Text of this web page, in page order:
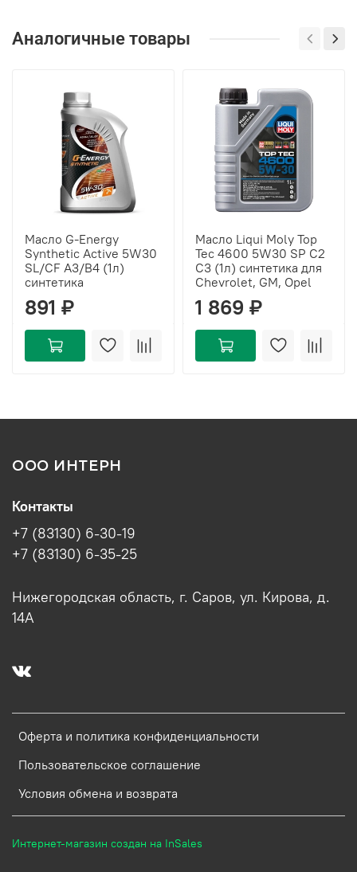
Аналогичные товары
Масло G-Energy
Synthetic Active 5W30
SL/CF A3/B4 (1л)
синтетика
891 ₽
Масло Liqui Moly Top
Tec 4600 5W30 SP C2
C3 (1л) синтетика для
Chevrolet, GM, Opel
1 869 ₽
ООО ИНТЕРН
Оферта и политика конфиденциальности
Пользовательское соглашение
Условия обмена и возврата
Контакты
+7 (83130) 6-30-19
+7 (83130) 6-35-25
Нижегородская область, г. Саров, ул. Кирова, д.
14А
Интернет-магазин создан на InSales